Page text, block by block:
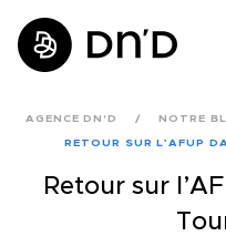
AGENCE DN'D NOTRE
RETOUR SUR L’AFUP
Retour sur